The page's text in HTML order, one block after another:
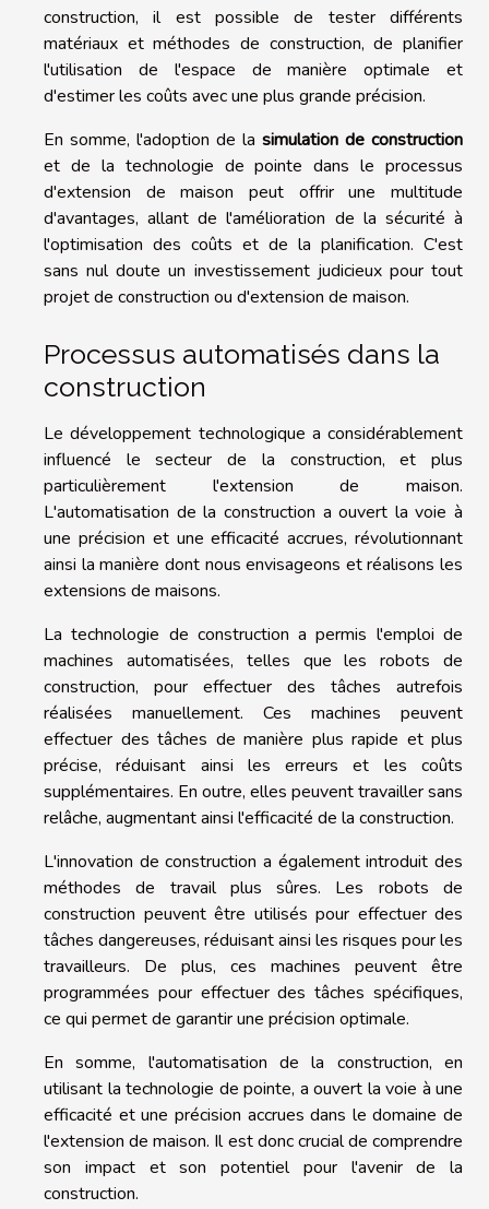
construction, il est possible de tester différents
matériaux et méthodes de construction, de planifier
l'utilisation de l'espace de manière optimale et
d'estimer les coûts avec une plus grande précision.
En somme, l'adoption de la simulation de construction
et de la technologie de pointe dans le processus
d'extension de maison peut offrir une multitude
d'avantages, allant de l'amélioration de la sécurité à
l'optimisation des coûts et de la planification. C'est
sans nul doute un investissement judicieux pour tout
projet de construction ou d'extension de maison.
Processus automatisés dans la
construction
Le développement technologique a considérablement
influencé le secteur de la construction, et plus
particulièrement l'extension de maison.
L'automatisation de la construction a ouvert la voie à
une précision et une efficacité accrues, révolutionnant
ainsi la manière dont nous envisageons et réalisons les
extensions de maisons.
La technologie de construction a permis l'emploi de
machines automatisées, telles que les robots de
construction, pour effectuer des tâches autrefois
réalisées manuellement. Ces machines peuvent
effectuer des tâches de manière plus rapide et plus
précise, réduisant ainsi les erreurs et les coûts
supplémentaires. En outre, elles peuvent travailler sans
relâche, augmentant ainsi l'efficacité de la construction.
L'innovation de construction a également introduit des
méthodes de travail plus sûres. Les robots de
construction peuvent être utilisés pour effectuer des
tâches dangereuses, réduisant ainsi les risques pour les
travailleurs. De plus, ces machines peuvent être
programmées pour effectuer des tâches spécifiques,
ce qui permet de garantir une précision optimale.
En somme, l'automatisation de la construction, en
utilisant la technologie de pointe, a ouvert la voie à une
efficacité et une précision accrues dans le domaine de
l'extension de maison. Il est donc crucial de comprendre
son impact et son potentiel pour l'avenir de la
construction.